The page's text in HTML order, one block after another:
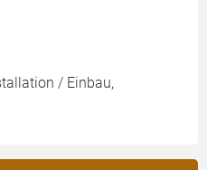
/ Einbau,